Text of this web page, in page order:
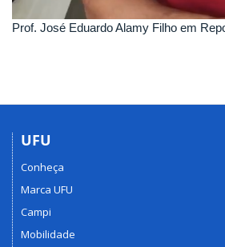
Prof. José Eduardo Alamy Filho em
UFU
Conheça
Marca UFU
Campi
Mobilidade